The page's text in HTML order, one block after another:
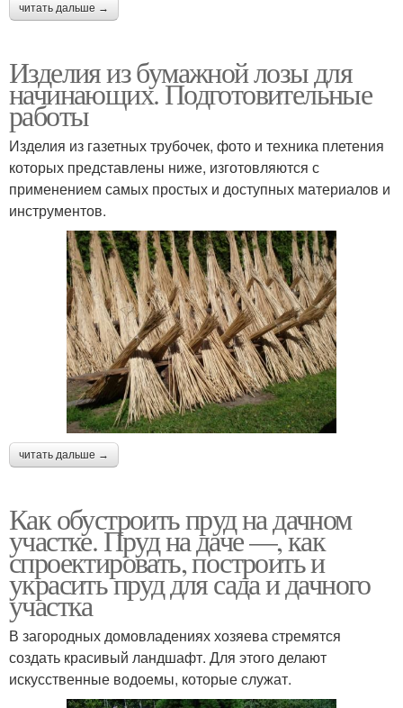
читать дальше →
Изделия из бумажной лозы для
начинающих. Подготовительные
работы
Изделия из газетных трубочек, фото и техника плетения
которых представлены ниже, изготовляются с
применением самых простых и доступных материалов и
инструментов.
читать дальше →
Как обустроить пруд на дачном
участке. Пруд на даче —, как
спроектировать, построить и
украсить пруд для сада и дачного
участка
В загородных домовладениях хозяева стремятся
создать красивый ландшафт. Для этого делают
искусственные водоемы, которые служат.